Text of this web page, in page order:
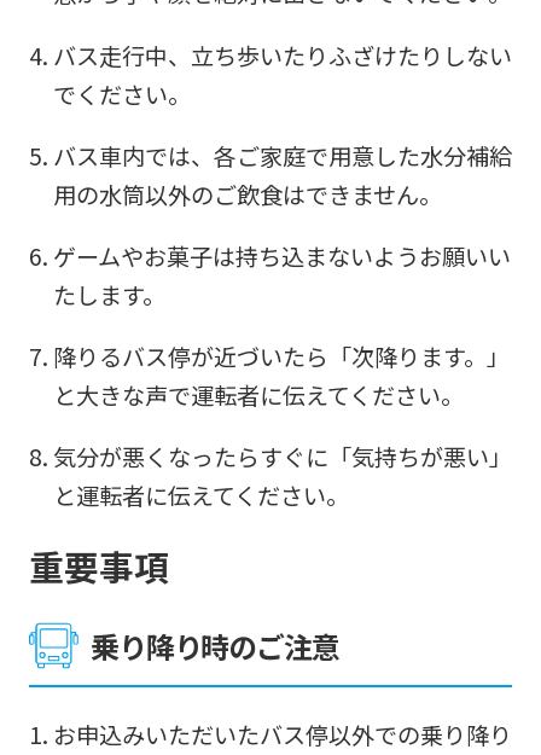
バス走行中、立ち歩いたりふざけたりしない
でください。
バス車内では、各ご家庭で用意した水分補給
用の水筒以外のご飲食はできません。
ゲームやお菓子は持ち込まないようお願いい
たします。
降りるバス停が近づいたら「次降ります。」
と大きな声で運転者に伝えてください。
気分が悪くなったらすぐに「気持ちが悪い」
と運転者に伝えてください。
重要事項
乗り降り時のご注意
お申込みいただいたバス停以外での乗り降り
Click
link
below
automatic
return
to
the
top
you
use
an